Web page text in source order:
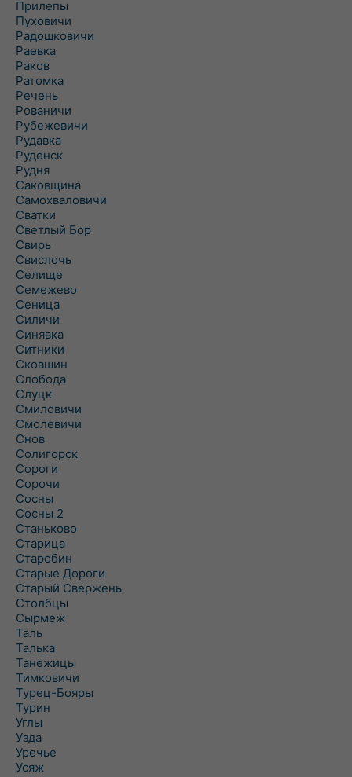
Прилепы
Пуховичи
Радошковичи
Раевка
Раков
Ратомка
Речень
Рованичи
Рубежевичи
Рудавка
Руденск
Рудня
Саковщина
Самохваловичи
Сватки
Светлый Бор
Свирь
Свислочь
Селище
Семежево
Сеница
Силичи
Синявка
Ситники
Сковшин
Слобода
Слуцк
Смиловичи
Смолевичи
Снов
Солигорск
Сороги
Сорочи
Сосны
Сосны 2
Станьково
Старица
Старобин
Старые Дороги
Старый Свержень
Столбцы
Сырмеж
Таль
Талька
Танежицы
Тимковичи
Турец-Бояры
Турин
Углы
Узда
Уречье
Усяж